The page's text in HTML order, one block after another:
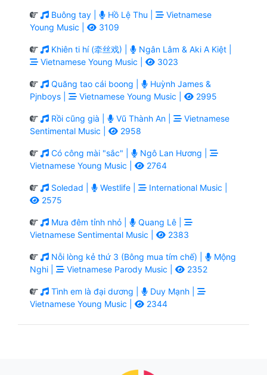
Buông tay | Hồ Lệ Thu |
Vietnamese
Young Music |
3109
Khiên ti hí (牵丝戏) |
Ngân Lâm & Aki A Kiệt |
Vietnamese Young Music |
3023
Quăng tao cái boong |
Huỳnh James &
Pjnboys |
Vietnamese Young Music | 2995
Rồi cũng già | Vũ Thành An |
Vietnamese
Sentimental Music |
2958
Có công mài "sắc" |
Ngô Lan Hương |
Vietnamese Young Music |
2764
Soledad | Westlife |
International Music |
2575
Mưa đêm tỉnh nhỏ |
Quang Lê |
Vietnamese Sentimental Music |
2383
Nỗi lòng kẻ thứ 3 (Bông mua tím chế) |
Mộng
Nghi |
Vietnamese Parody Music | 2352
Tình em là đại dương |
Duy Mạnh |
Vietnamese Young Music |
2344